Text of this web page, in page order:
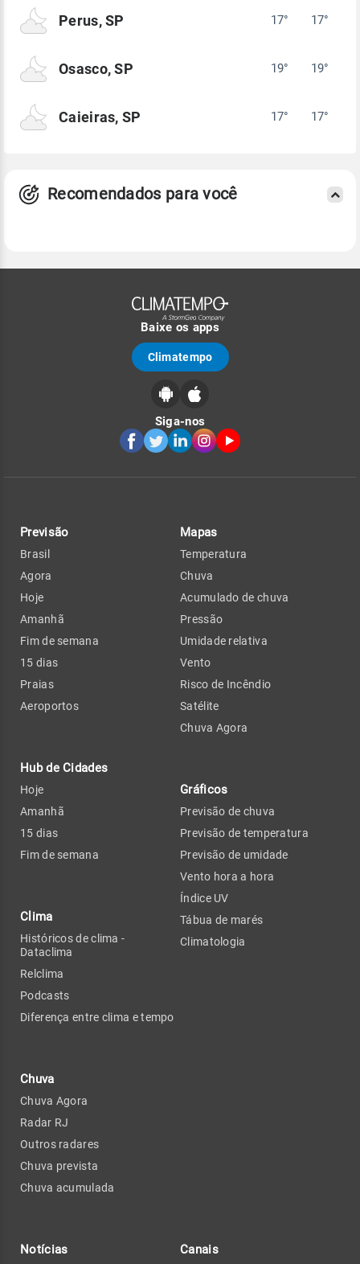
Perus, SP 17° 17°
Osasco, SP 19° 19°
Caieiras, SP 17° 17°
Recomendados para você
Baixe os apps
Climatempo
Siga-nos
Previsão
Brasil
Agora
Hoje
Amanhã
Fim de semana
15 dias
Praias
Aeroportos
Hub de Cidades
Hoje
Amanhã
15 dias
Fim de semana
Clima
Históricos de clima -
Dataclima
Relclima
Podcasts
Diferença entre clima e tempo
Chuva
Chuva Agora
Radar RJ
Outros radares
Chuva prevista
Chuva acumulada
Mapas
Temperatura
Chuva
Acumulado de chuva
Pressão
Umidade relativa
Vento
Risco de Incêndio
Satélite
Chuva Agora
Gráficos
Previsão de chuva
Previsão de temperatura
Previsão de umidade
Vento hora a hora
Índice UV
Tábua de marés
Climatologia
Notícias Canais